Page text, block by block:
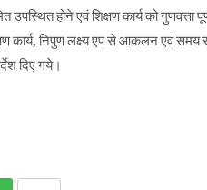
उपस्थित होने एवं शिक्षण कार्य को
कार्य, निपुण लक्ष्य एप से आकलन एवं
दिए गये।